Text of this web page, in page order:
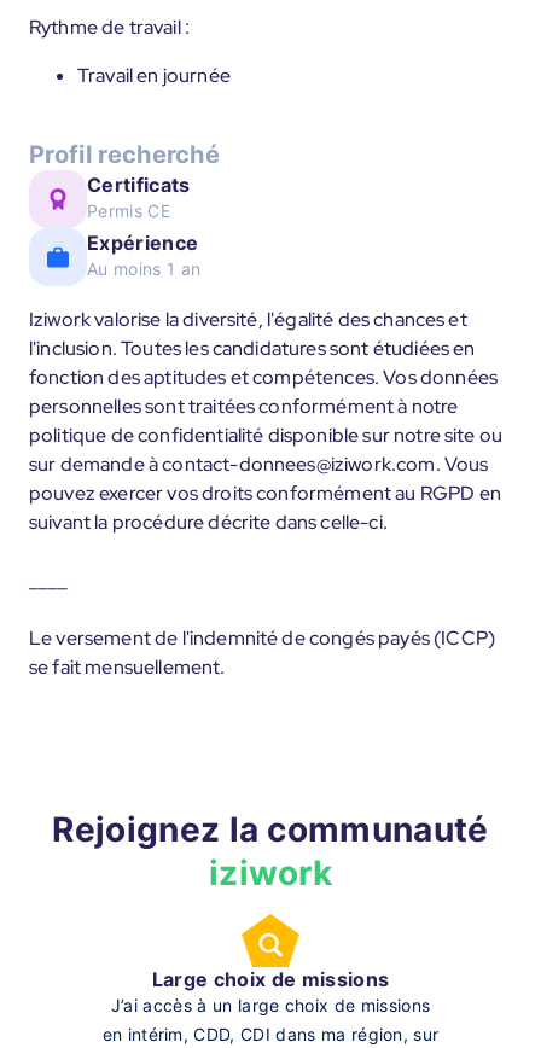
Rythme de travail :
Travail en journée
Profil recherché
Certificats
Permis CE
Expérience
Au moins 1 an
Iziwork valorise la diversité, l'égalité des chances et
l'inclusion. Toutes les candidatures sont étudiées en
fonction des aptitudes et compétences. Vos données
personnelles sont traitées conformément à notre
politique de confidentialité disponible sur notre site ou
sur demande à contact-donnees@iziwork.com. Vous
pouvez exercer vos droits conformément au RGPD en
suivant la procédure décrite dans celle-ci.
Le versement de l'indemnité de congés payés (ICCP)
se fait mensuellement.
Rejoignez la communauté
iziwork
Large choix de missions
J’ai accès à un large choix de missions
en intérim, CDD, CDI dans ma région, sur